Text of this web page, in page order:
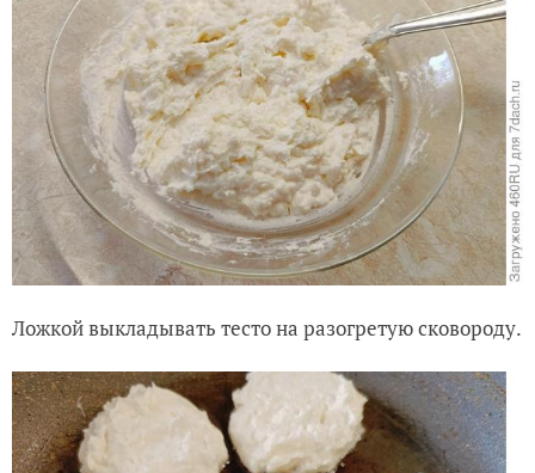
Ложкой выкладывать тесто на разогретую сковороду.